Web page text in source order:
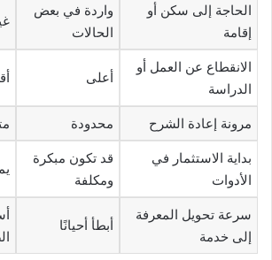
الحاجة إلى سكن أو
إقامة
واردة في بعض
الحالات
الانقطاع عن العمل أو
الدراسة
أعلى
مرونة إعادة الشرح محدودة
بداية الاستثمار في
الأدوات
قد تكون مبكرة
ومكلفة
سرعة تحويل المعرفة
إلى خدمة
أبطأ أحيانًا